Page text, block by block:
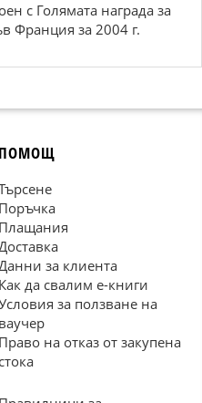
с Голямата награда за
Франция за 2004 г.
ПОМОЩ
Поръчка
Плащания
за клиента
Как да свалим е-книги
за ползване на
ваучер
Право на отказ от закупена
стока